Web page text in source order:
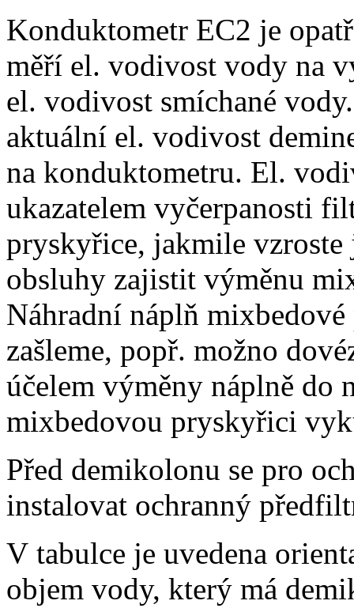
Konduktometr EC2 je
měří el. vodivost vody na
el. vodivost smíchané
aktuální el. vodivost
na konduktometru. El.
ukazatelem vyčerpanosti
pryskyřice, jakmile
obsluhy zajistit výměnu
Náhradní náplň
zašleme, popř. možno
účelem výměny náplně do
mixbedovou pryskyřici
Před demikolonu se pro
instalovat ochranný
V tabulce je uvedena
objem vody, který má